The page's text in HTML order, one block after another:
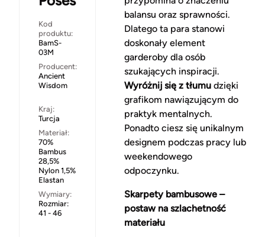
Kod
produktu:
BamS-
03M
Producent:
Ancient
Wisdom
Kraj:
Turcja
Materiał:
70%
Bambus
28,5%
Nylon 1,5%
Elastan
Wymiary:
Rozmiar:
41 - 46
balansu oraz sprawności.
Dlatego ta para stanowi
doskonały element
garderoby dla osób
szukających inspiracji.
Wyróżnij się z tłumudzięki
grafikom nawiązującym do
praktyk mentalnych.
Ponadto ciesz się unikalnym
designem podczas pracy lub
weekendowego
odpoczynku.
Skarpety bambusowe –
postaw na szlachetność
materiału